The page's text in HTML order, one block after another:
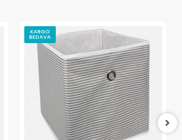
KARGO
BEDAVA